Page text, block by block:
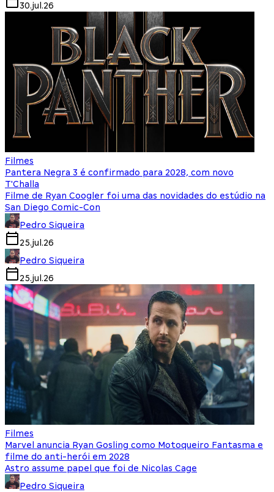
30.jul.26
Filmes
Pantera Negra 3 é confirmado para 2028, com novo
T'Challa
Filme de Ryan Coogler foi uma das novidades do estúdio na
San Diego Comic-Con
Pedro Siqueira
25.jul.26
Pedro Siqueira
25.jul.26
Filmes
Marvel anuncia Ryan Gosling como Motoqueiro Fantasma e
filme do anti-herói em 2028
Astro assume papel que foi de Nicolas Cage
Pedro Siqueira